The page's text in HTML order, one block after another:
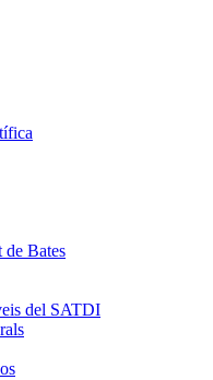
de Bates
del SATDI